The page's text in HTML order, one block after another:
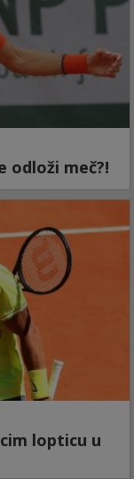
odloži meč?!
lopticu u